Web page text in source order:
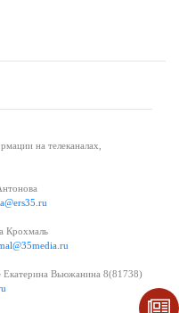
на телеканалах,
Крохмаль
Екатерина Вьюжанина 8(81738)